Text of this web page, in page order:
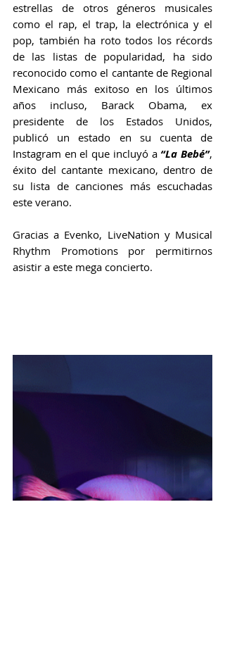
estrellas de otros géneros musicales
como el rap, el trap, la electrónica y el
pop, también ha roto todos los récords
de las listas de popularidad, ha sido
reconocido como el cantante de Regional
Mexicano más exitoso en los últimos
años incluso, Barack Obama, ex
presidente de los Estados Unidos,
publicó un estado en su cuenta de
Instagram en el que incluyó a “La Bebé”,
éxito del cantante mexicano, dentro de
su lista de canciones más escuchadas
este verano.
Gracias a Evenko, LiveNation y Musical
Rhythm Promotions por permitirnos
asistir a este mega concierto.